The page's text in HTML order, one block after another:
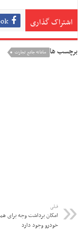
اشتراک گذاری
برچسب ها سامانه جامع تجارت
قبلی
امکان برداشت وجه برای
خودرو وجود دارد